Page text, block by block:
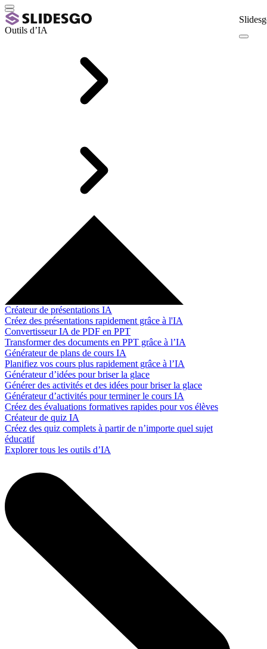
Outils d’IA
Créateur de présentations IA
Créez des présentations rapidement grâce à l'IA
Convertisseur IA de PDF en PPT
Transformer des documents en PPT grâce à l’IA
Générateur de plans de cours IA
Planifiez vos cours plus rapidement grâce à l’IA
Générateur d’idées pour briser la glace
Générer des activités et des idées pour briser la glace
Générateur d’activités pour terminer le cours IA
Créez des évaluations formatives rapides pour vos élèves
Créateur de quiz IA
Créez des quiz complets à partir de n’importe quel sujet
éducatif
Explorer tous les outils d’IA